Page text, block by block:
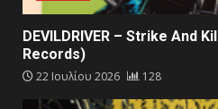
DEVILDRIVER – Strike And
Records)
22 Ιουλίου 2026 128